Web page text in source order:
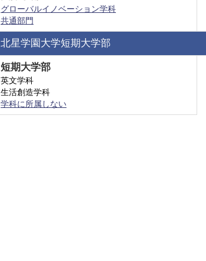
グローバルイノベーション学科
共通部門
北星学園大学短期大学部
短期大学部
英文学科
生活創造学科
学科に所属しない